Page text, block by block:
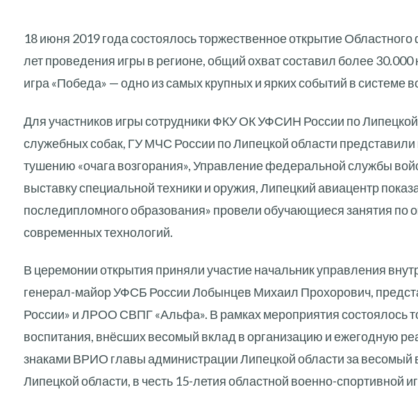
18 июня 2019 года состоялось торжественное открытие
лет проведения игры в регионе, общий охват составил более
игра «Победа» — одно из самых крупных и ярких событий в системе
Для участников игры сотрудники ФКУ ОК УФСИН России по
служебных собак, ГУ МЧС России по Липецкой области
тушению «очага возгорания», Управление федеральной службы
выставку специальной техники и оружия, Липецкий авиацентр
последипломного образования» провели обучающиеся занятия
современных технологий.
В церемонии открытия приняли участие начальник управления
генерал-майор УФСБ России Лобынцев Михаил Прохорович,
России» и ЛРОО СВПГ «Альфа». В рамках мероприятия состоялось
воспитания, внёсших весомый вклад в организацию и ежегодную
знаками ВРИО главы администрации Липецкой области за
Липецкой области, в честь 15-летия областной военно-спортивной